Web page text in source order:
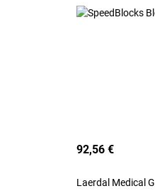
92,56 €
Laerdal Medical